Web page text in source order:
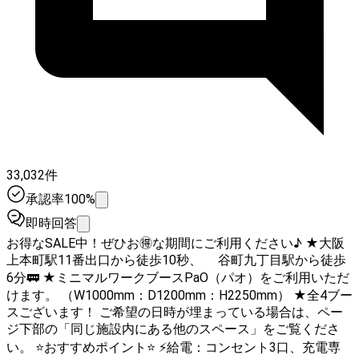
33,032件
承認率100%
即時回答
お得なSALE中！ぜひお🉐な期間にご利用ください♪ ★大阪
上本町駅11番出口から徒歩10秒、 谷町九丁目駅から徒歩
6分🚃 ★ミニマルワークブースPaO（パオ）をご利用いただ
けます。 （W1000mm：D1200mm：H2250mm） ★全4ブー
スございます！ ご希望の日時が埋まっている場合は、ペー
ジ下部の「同じ施設内にある他のスペース」をご覧くださ
い。 ⭐️おすすめポイント⭐️ ⚡️給電：コンセント3口、充電専